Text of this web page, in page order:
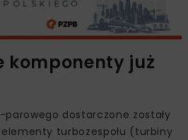
komponenty już
dostarczone zostały
turbozespołu (turbiny